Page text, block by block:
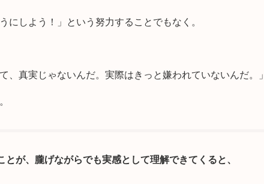
にしよう！」という努力することでもなく。
真実じゃないんだ。実際はきっと嫌われていないんだ。」
が、朧げながらでも実感として理解できてくると、